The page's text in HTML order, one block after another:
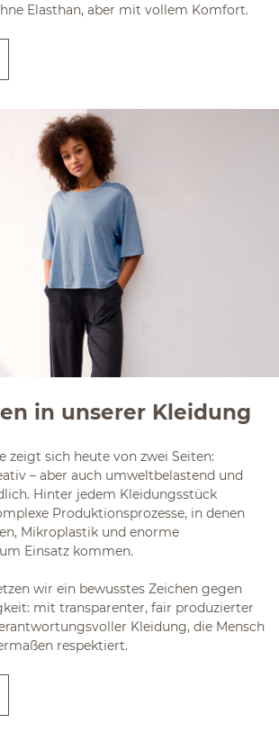
Elasthan, aber mit vollem Komfort.
in unserer Kleidung
zeigt sich heute von zwei Seiten:
– aber auch umweltbelastend und
Hinter jedem Kleidungsstück
Produktionsprozesse, in denen
Mikroplastik und enorme
Einsatz kommen.
wir ein bewusstes Zeichen gegen
mit transparenter, fair produzierter
Kleidung, die Mensch
respektiert.